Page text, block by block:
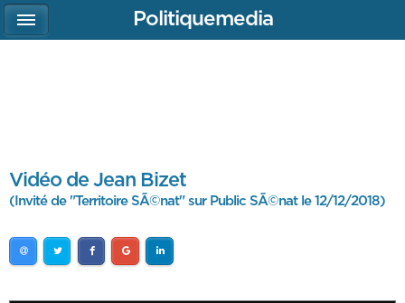
Vidéo de Jean Bizet
(Invité de "Territoire SÃ©nat" sur Public SÃ©nat le 12/12/2018)
Politiquemedia